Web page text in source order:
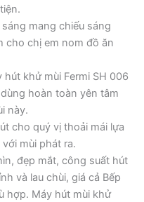
mang chiếu sáng
cho chị em nom đồ ăn
khử mùi Fermi SH 006
hoàn toàn yên tâm
này.
cho quý vị thoải mái lựa
mùi phát ra.
đẹp mắt, công suất hút
và lau chùi, giá cả Bếp
hợp. Máy hút mùi khử